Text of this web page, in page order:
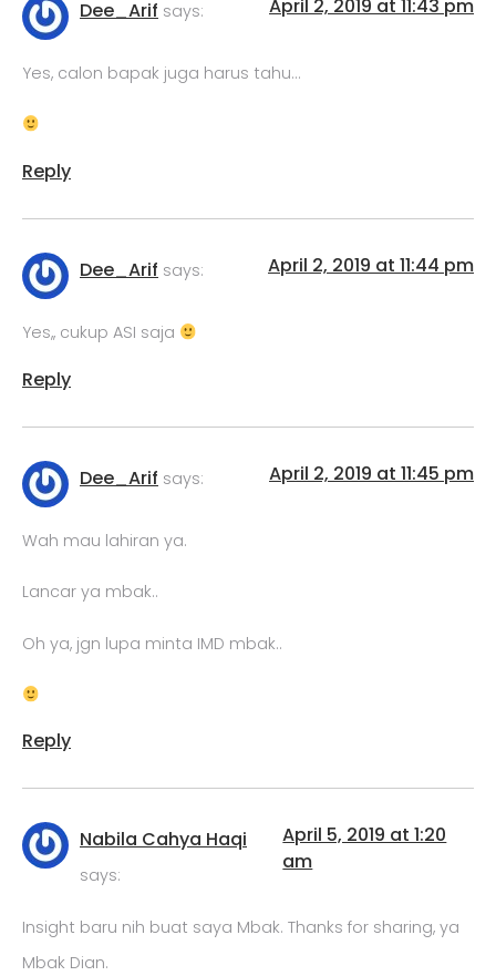
Dee_Arif says: April 2, 2019 at 11:43 pm
Yes, calon bapak juga harus tahu…
Reply
Dee_Arif says: April 2, 2019 at 11:44 pm
Yes,, cukup ASI saja
Reply
Dee_Arif says: April 2, 2019 at 11:45 pm
Wah mau lahiran ya.
Lancar ya mbak..
Oh ya, jgn lupa minta IMD mbak..
Reply
Nabila Cahya Haqi
says:
April 5, 2019 at 1:20
am
Insight baru nih buat saya Mbak. Thanks for sharing, ya
Mbak Dian.